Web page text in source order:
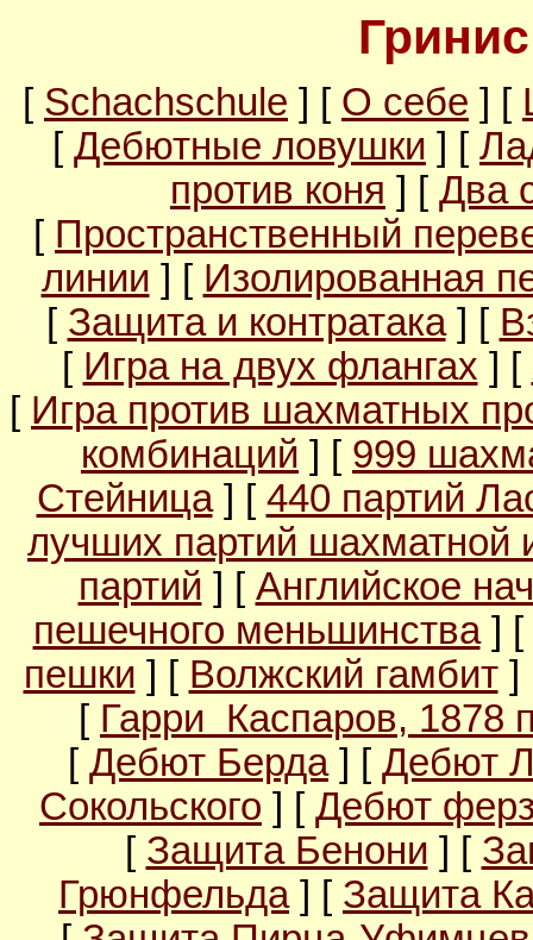
[ Schachschule ] [ О себе ] [
[ Дебютные ловушки ] [
против коня ] [ Два
[ Пространственный
линии ] [ Изолированная
[ Защита и контратака] [
[ Игра на двух флангах ] [
[ Игра против шахматных
комбинаций ] [ 999
Стейница] [ 440 партий
лучших партий шахматной
партий ] [ Английское
пешечного меньшинства] [
пешки ] [ Волжский гамбит]
[ Гарри Каспаров, 1878
[ Дебют Берда] [ Дебют
Сокольского ] [ Дебют
[ Защита Бенони ] [
Грюнфельда] [ Защита